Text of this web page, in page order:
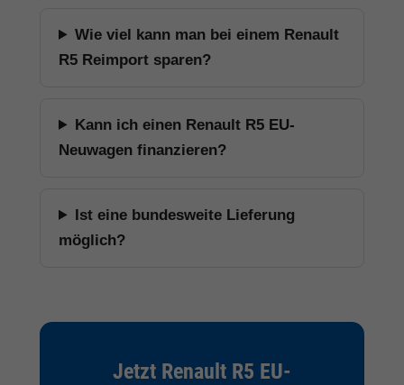
Wie viel kann man bei einem Renault
R5 Reimport sparen?
Kann ich einen Renault R5 EU-
Neuwagen finanzieren?
Ist eine bundesweite Lieferung
möglich?
Jetzt Renault R5 EU-